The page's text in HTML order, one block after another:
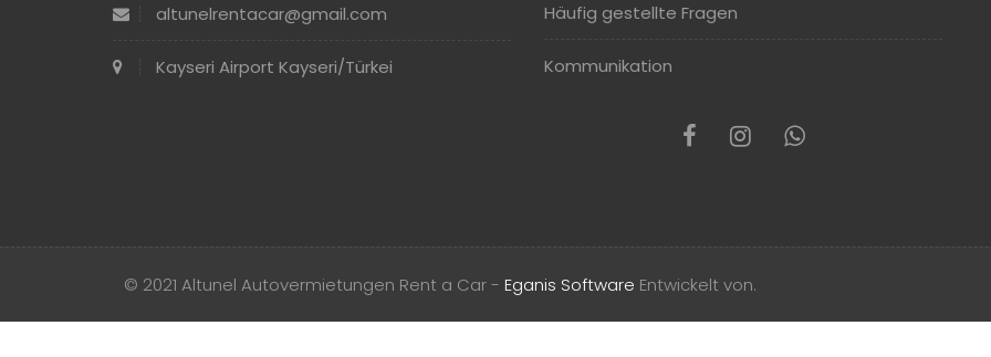
altunelrentacar@gmail.com
Kayseri Airport Kayseri/Türkei
Häufig gestellte Fragen
Kommunikation
© 2021 Altunel Autovermietungen Rent a Car - Eganis Software Entwickelt von.